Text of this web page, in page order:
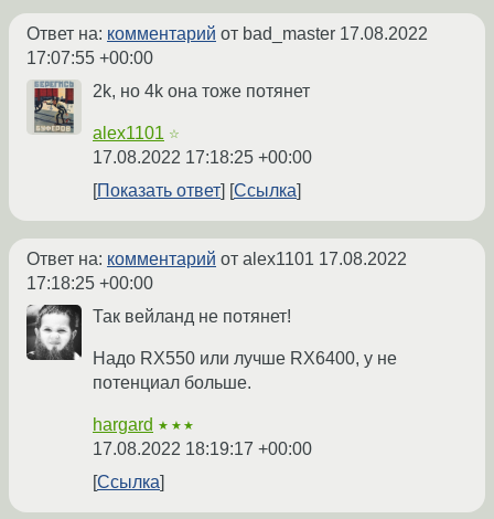
Ответ на: комментарий от bad_master 17.08.2022
17:07:55 +00:00
2k, но 4k она тоже потянет
alex1101 ☆
17.08.2022 17:18:25 +00:00
Показать ответ
Ссылка
Ответ на: комментарий от alex1101 17.08.2022
17:18:25 +00:00
Так вейланд не потянет!
Надо RX550 или лучше RX6400, у не
потенциал больше.
hargard ★★★
17.08.2022 18:19:17 +00:00
Ссылка